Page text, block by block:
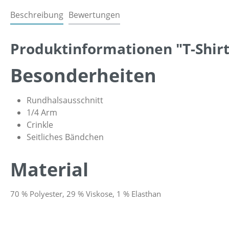
Beschreibung Bewertungen
Produktinformationen "T-
Besonderheiten
Rundhalsausschnitt
1/4 Arm
Crinkle
Seitliches Bändchen
Material
70 % Polyester, 29 % Viskose, 1 % Elasthan